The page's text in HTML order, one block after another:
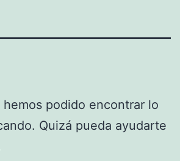
podido encontrar lo
Quizá pueda ayudarte